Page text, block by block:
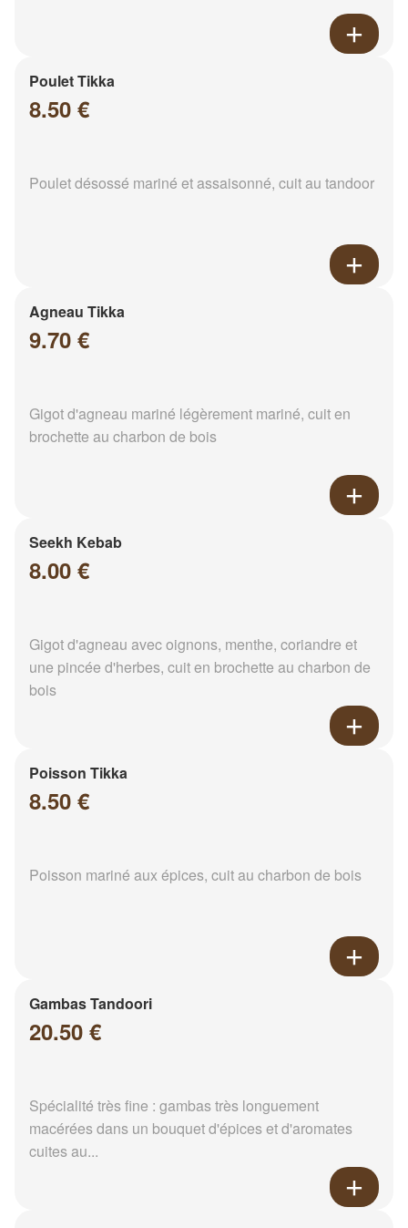
Poulet Tikka
8.50 €
Poulet désossé mariné et assaisonné, cuit au tandoor
Agneau Tikka
9.70 €
Gigot d'agneau mariné légèrement mariné, cuit en
brochette au charbon de bois
Seekh Kebab
8.00 €
Gigot d'agneau avec oignons, menthe, coriandre et
une pincée d'herbes, cuit en brochette au charbon de
bois
Poisson Tikka
8.50 €
Poisson mariné aux épices, cuit au charbon de bois
Gambas Tandoori
20.50 €
Spécialité très fine : gambas très longuement
macérées dans un bouquet d'épices et d'aromates
cuites au...